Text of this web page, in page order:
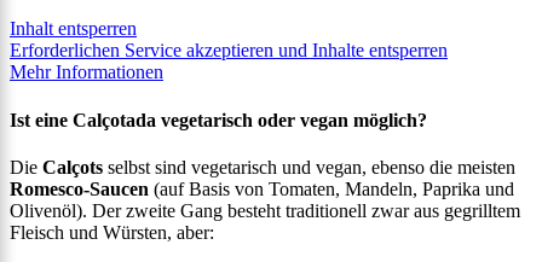
Inhalt entsperren
Erforderlichen Service akzeptieren und Inhalte entsperren
Mehr Informationen
Ist eine Calçotada vegetarisch oder vegan möglich?
Die Calçots selbst sind vegetarisch und vegan, ebenso die meisten
Romesco-Saucen (auf Basis von Tomaten, Mandeln, Paprika und
Olivenöl). Der zweite Gang besteht traditionell zwar aus gegrilltem
Fleisch und Würsten, aber: